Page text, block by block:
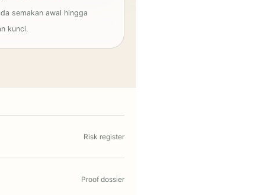
semakan awal hingga
kunci.
Risk register
Proof dossier